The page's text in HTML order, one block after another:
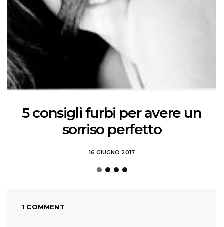
5 consigli furbi per avere un
sorriso perfetto
16 GIUGNO 2017
1 COMMENT